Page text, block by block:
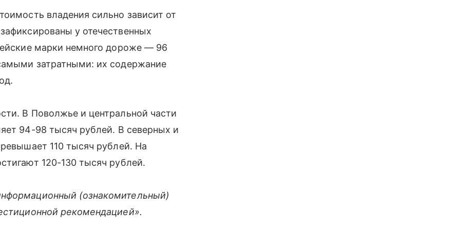
владения сильно зависит от
у отечественных
марки немного дороже — 96
затратными: их содержание
В Поволжье и центральной части
94-98 тысяч рублей. В северных и
110 тысяч рублей. На
120-130 тысяч рублей.
(ознакомительный)
рекомендацией».